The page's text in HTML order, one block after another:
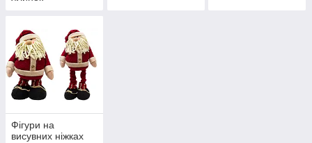
Фігури на
висувних ніжках